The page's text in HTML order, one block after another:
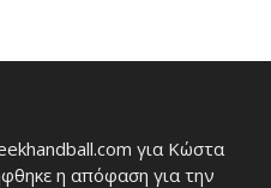
για Κώστα
η απόφαση για την